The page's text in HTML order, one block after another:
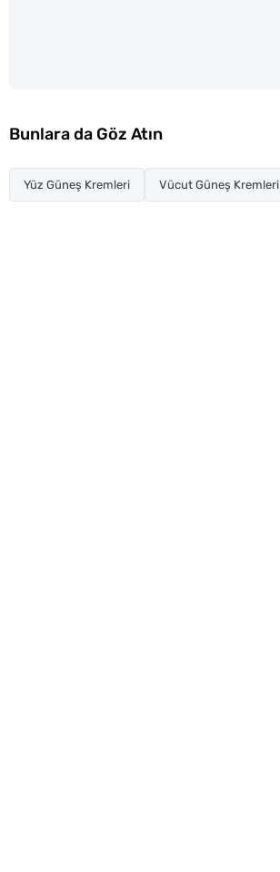
Bunlara da Göz Atın
Yüz Güneş Kremleri Vücut Güneş Kremleri